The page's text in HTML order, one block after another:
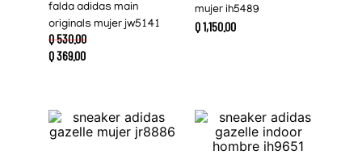
falda adidas main
originals mujer jw5141
Q530.00
Q369.00
mujer ih5489
Q1,150.00